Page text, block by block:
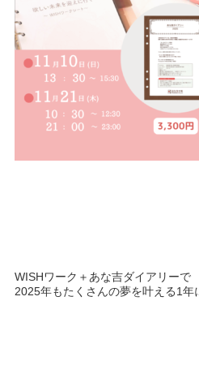
WISHワーク＋あな吉ダイアリーで
2025年もたくさんの夢を叶える1年